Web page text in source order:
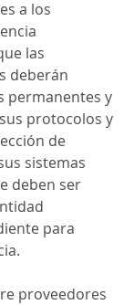
a los
las
deberán
permanentes y
protocolos y
de
sistemas
deben ser
para
proveedores